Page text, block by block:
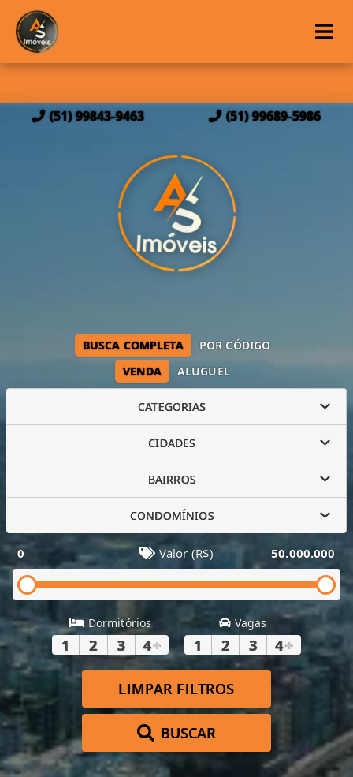
(51) 99843-9463 (51) 99689-5986
VENDA ALUGUEL
BUSCA COMPLETA POR CÓDIGO
CATEGORIAS
CIDADES
BAIRROS
CONDOMÍNIOS
0 Valor (R$) 50.000.000
Dormitórios
1 2 3 4+
Vagas
1 2 3 4+
LIMPAR FILTROS
BUSCAR